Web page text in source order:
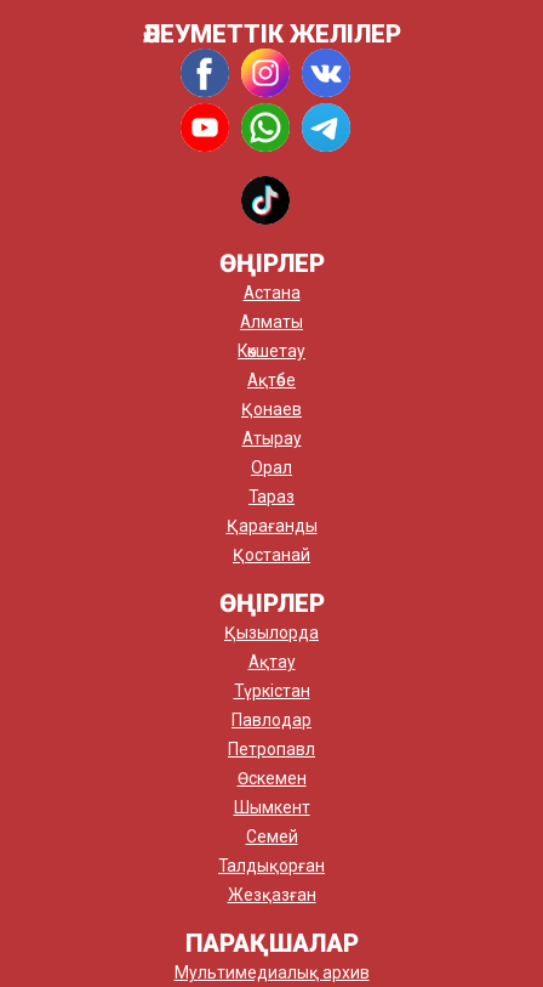
ӘЛЕУМЕТТІК ЖЕЛІЛЕР
ӨҢІРЛЕР
Астана
Алматы
Көкшетау
Ақтөбе
Қонаев
Атырау
Орал
Тараз
Қарағанды
Қостанай
ӨҢІРЛЕР
Қызылорда
Ақтау
Түркістан
Павлодар
Петропавл
Өскемен
Шымкент
Семей
Талдықорған
Жезқазған
ПАРАҚШАЛАР
Мультимедиалық архив